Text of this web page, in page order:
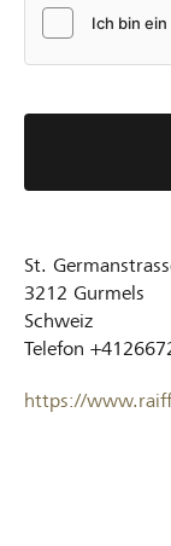
St.
3212 Gurmels
Schweiz
Telefon
https://